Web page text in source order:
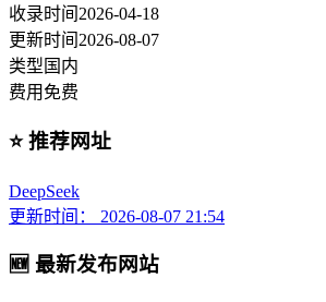
收录时间 2026-04-18
更新时间 2026-08-07
类型 国内
费用 免费
⭐ 推荐网址
DeepSeek
更新时间： 2026-08-07 21:54
🆕 最新发布网站